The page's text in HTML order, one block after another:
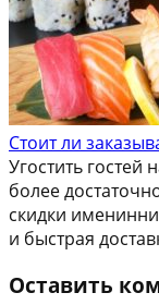
Стоит ли
Угостить
более
скидки
и быстрая
Оставить